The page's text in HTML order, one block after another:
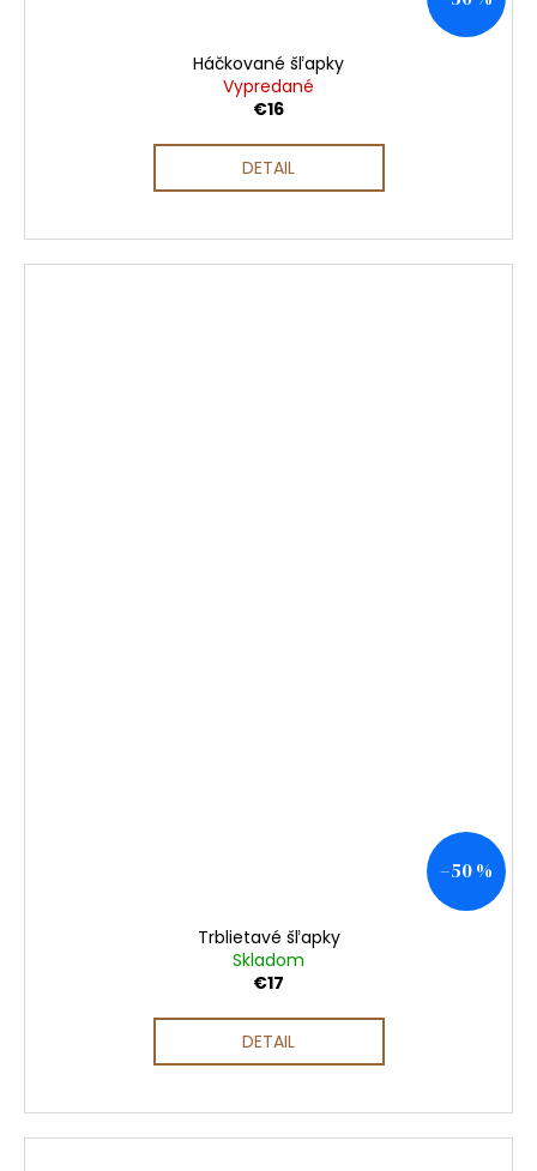
Háčkované šľapky
Vypredané
€16
DETAIL
–50 %
Trblietavé šľapky
Skladom
€17
DETAIL